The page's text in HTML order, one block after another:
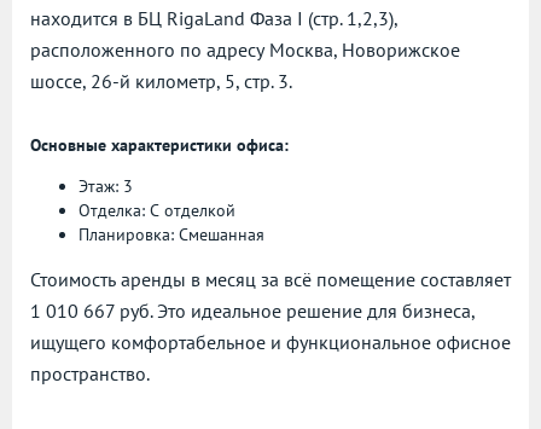
находится в БЦ RigaLand Фаза I (стр. 1,2,3),
расположенного по адресу Москва, Новорижское
шоссе, 26-й километр, 5, стр. 3.
Основные характеристики офиса:
Этаж: 3
Отделка: С отделкой
Планировка: Смешанная
Стоимость аренды в месяц за всё помещение составляет
1 010 667 руб. Это идеальное решение для бизнеса,
ищущего комфортабельное и функциональное офисное
пространство.